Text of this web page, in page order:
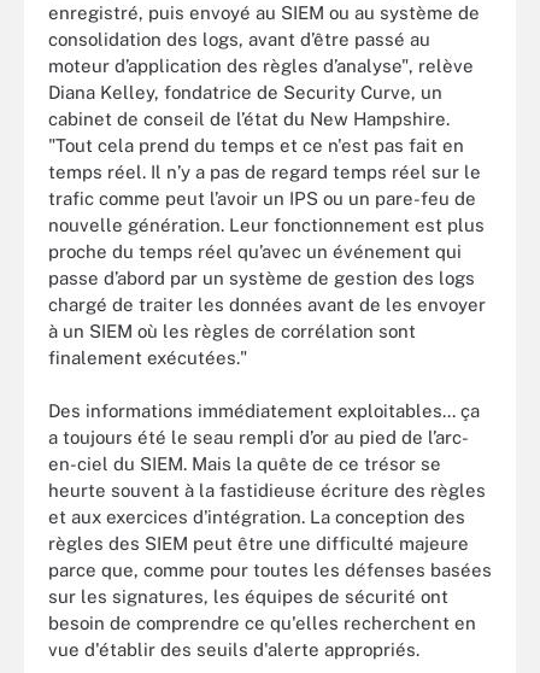
enregistré, puis envoyé au SIEM ou au système de
consolidation des logs, avant d’être passé au
moteur d’application des règles d’analyse", relève
Diana Kelley, fondatrice de Security Curve, un
cabinet de conseil de l’état du New Hampshire.
"Tout cela prend du temps et ce n'est pas fait en
temps réel. Il n’y a pas de regard temps réel sur le
trafic comme peut l’avoir un IPS ou un pare-feu de
nouvelle génération. Leur fonctionnement est plus
proche du temps réel qu’avec un événement qui
passe d’abord par un système de gestion des logs
chargé de traiter les données avant de les envoyer
à un SIEM où les règles de corrélation sont
finalement exécutées."
Des informations immédiatement exploitables... ça
a toujours été le seau rempli d’or au pied de l’arc-
en-ciel du SIEM. Mais la quête de ce trésor se
heurte souvent à la fastidieuse écriture des règles
et aux exercices d'intégration. La conception des
règles des SIEM peut être une difficulté majeure
parce que, comme pour toutes les défenses basées
sur les signatures, les équipes de sécurité ont
besoin de comprendre ce qu'elles recherchent en
vue d'établir des seuils d'alerte appropriés.